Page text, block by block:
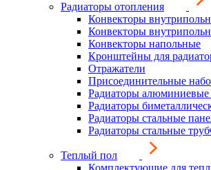
Радиаторы отопления
Конвекторы
Конвекторы
Конвекторы напольные
Кронштейны для
Отражатели
Присоединительные
Радиаторы
Радиаторы
Радиаторы стальные
Радиаторы стальные
Теплый пол
Комплектующие для